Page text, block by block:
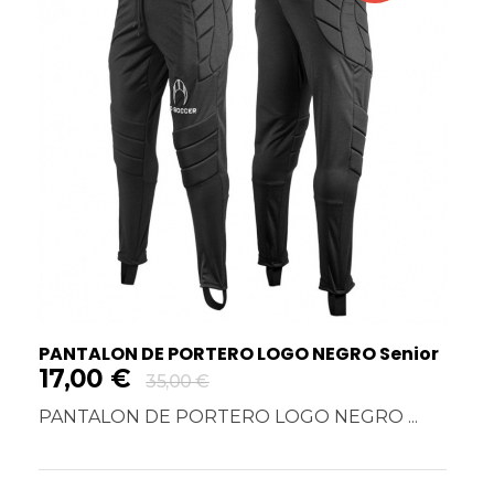
PANTALON DE PORTERO LOGO NEGRO Senior
17,00 € 35,00€
PANTALON DE PORTERO LOGO NEGRO ...